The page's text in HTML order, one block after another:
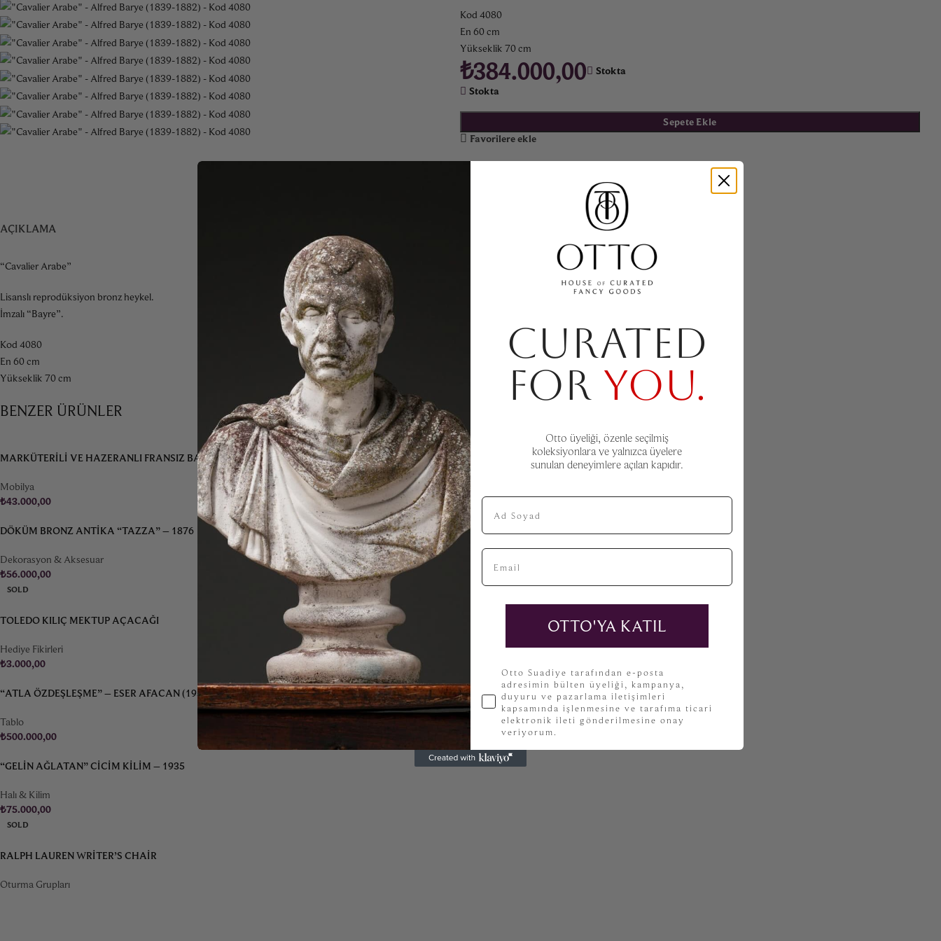
Kod 4080
En 60 cm
Yükseklik 70 cm
₺384.000,00
Stokta
Stokta
Sepete Ekle
Favorilere ekle
AÇIKLAMA
“Cavalier Arabe”
Lisanslı reprodüksiyon bronz heykel.
İmzalı “Bayre”.
Kod 4080
En 60 cm
Yükseklik 70 cm
BENZER ÜRÜNLER
MARKÜTERILI VE HAZERANLI FRANSIZ BANKET
Mobilya
₺43.000,00
DÖKÜM BRONZ ANTIKA “TAZZA” – 1876
Dekorasyon & Aksesuar
₺56.000,00
SOLD
TOLEDO KILIÇ MEKTUP AÇACAĞI
Hediye Fikirleri
₺3.000,00
“ATLA ÖZDEŞLEŞME” – ESER AFACAN (1953-)
Tablo
₺500.000,00
“GELIN AĞLATAN” CICIM KILIM – 1935
Halı & Kilim
₺75.000,00
SOLD
RALPH LAUREN WRITER’S CHAIR
Oturma Grupları
CURATED
FOR YOU.
Otto üyeliği, özenle seçilmiş
koleksiyonlara ve yalnızca üyelere
sunulan deneyimlere açılan kapıdır.
Ad Soyad
Email
OTTO'YA KATIL
KVKKOtto Suadiye tarafından e-posta
adresimin bülten üyeliği, kampanya,
duyuru ve pazarlama iletişimleri
kapsamında işlenmesine ve tarafıma ticari
elektronik ileti gönderilmesine onay
veriyorum.